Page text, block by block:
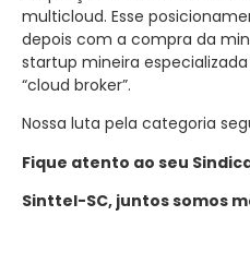
multicloud. Esse
depois com a compra da
startup mineira
“cloud broker”.
Nossa luta pela categoria
Fique atento ao seu
Sinttel-SC, juntos somos